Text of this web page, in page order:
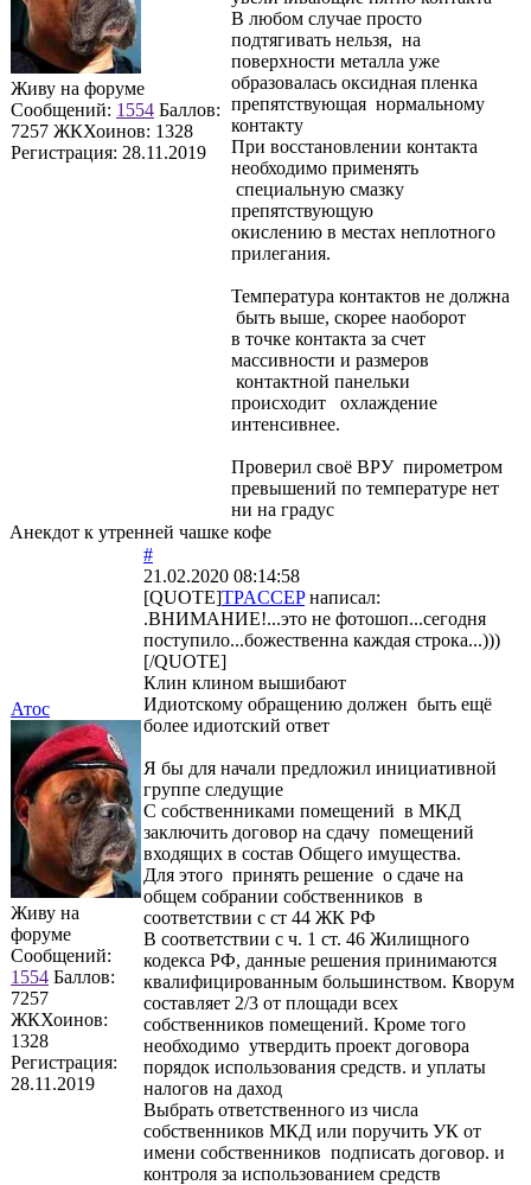
Живу на форуме
Сообщений: 1554 Баллов:
7257 ЖКХоинов: 1328
Регистрация: 28.11.2019
В любом случае просто
подтягивать нельзя, на
поверхности металла уже
образовалась оксидная пленка
препятствующая нормальному
контакту
При восстановлении контакта
необходимо применять
специальную смазку
препятствующую
окислению в местах неплотного
прилегания.
Температура контактов не должна
быть выше, скорее наоборот
в точке контакта за счет
массивности и размеров
контактной панельки
происходит охлаждение
интенсивнее.
Проверил своё ВРУ пирометром
превышений по температуре нет
ни на градус
Анекдот к утренней чашке кофе
Атос
Живу на
форуме
Сообщений:
1554 Баллов:
7257
ЖКХоинов:
1328
Регистрация:
28.11.2019
#
21.02.2020 08:14:58
[QUOTE]TPACCEPнаписал:
.ВНИМАНИЕ!...это не фотошоп...сегодня
поступило...божественна каждая строка...)))
[/QUOTE]
Клин клином вышибают
Идиотскому обращению должен быть ещё
более идиотский ответ
Я бы для начали предложил инициативной
группе следущие
С собственниками помещений в МКД
заключить договор на сдачу помещений
входящих в состав Общего имущества.
Для этого принять решение о сдаче на
общем собрании собственников в
соответствии с ст 44 ЖК РФ
В соответствии с ч. 1 ст. 46 Жилищного
кодекса РФ, данные решения принимаются
квалифицированным большинством. Кворум
составляет 2/3 от площади всех
собственников помещений. Кроме того
необходимо утвердить проект договора
порядок использования средств. и уплаты
налогов на даход
Выбрать ответственного из числа
собственников МКД или поручить УК от
имени собственников подписать договор. и
контроля за использованием средств